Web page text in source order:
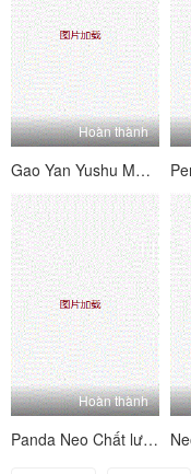
Hoàn thành
Gao Yan Yushu Mammon Harvetester Sexy Welfare Mnsgj 2021 13 1-6 (5)
Hoàn thành
Panda Neo Chất lượng Sexy Big Saixian Nono Big Baby Live Electric Hip, Poses Female, Sữa, Ngực, Dance Cám dỗ Big Baby (37)